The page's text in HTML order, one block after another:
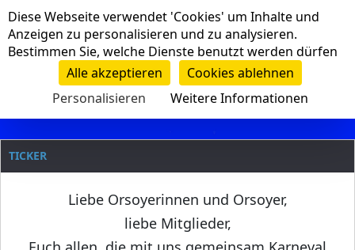
Navigation
Clanname
TICKER
Liebe Orsoyerinnen und Orsoyer,
liebe Mitglieder,
Cookie-Einstellungen
Diese Webseite verwendet 'Cookies' um Inhalte und
Anzeigen zu personalisieren und zu analysieren.
Bestimmen Sie, welche Dienste benutzt werden dürfen
Alle akzeptieren
Cookies ablehnen
Personalisieren
Weitere Informationen